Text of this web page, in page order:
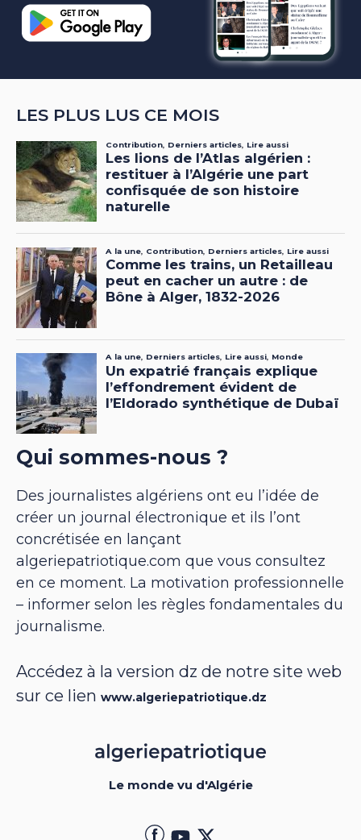
LES PLUS LUS CE MOIS
Qui sommes-nous ?
Des journalistes algériens ont eu l’idée de
créer un journal électronique et ils l’ont
concrétisée en lançant
algeriepatriotique.com que vous consultez
en ce moment. La motivation professionnelle
– informer selon les règles fondamentales du
journalisme.
Accédez à la version dz de notre site web
sur ce lien www.algeriepatriotique.dz
Le monde vu d'Algérie